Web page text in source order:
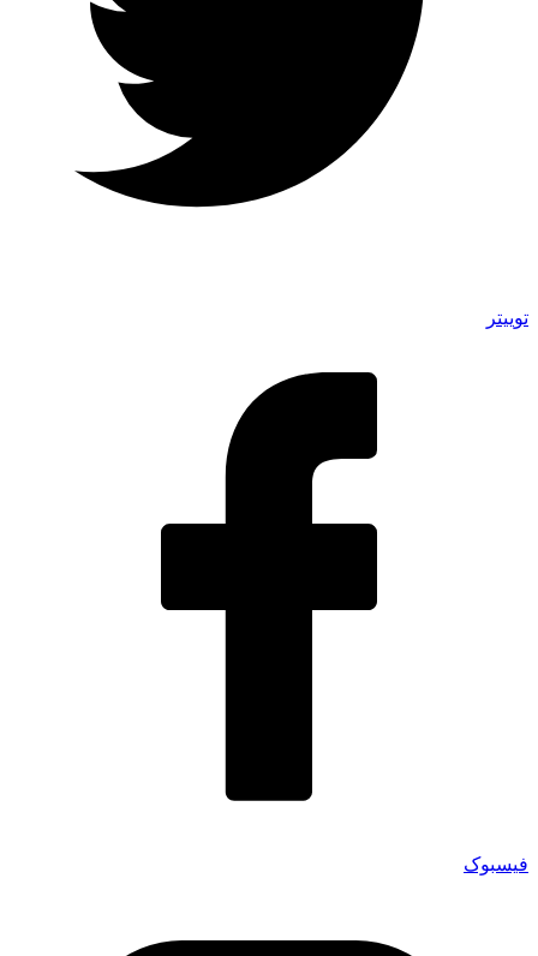
توییتر
فیسبوک